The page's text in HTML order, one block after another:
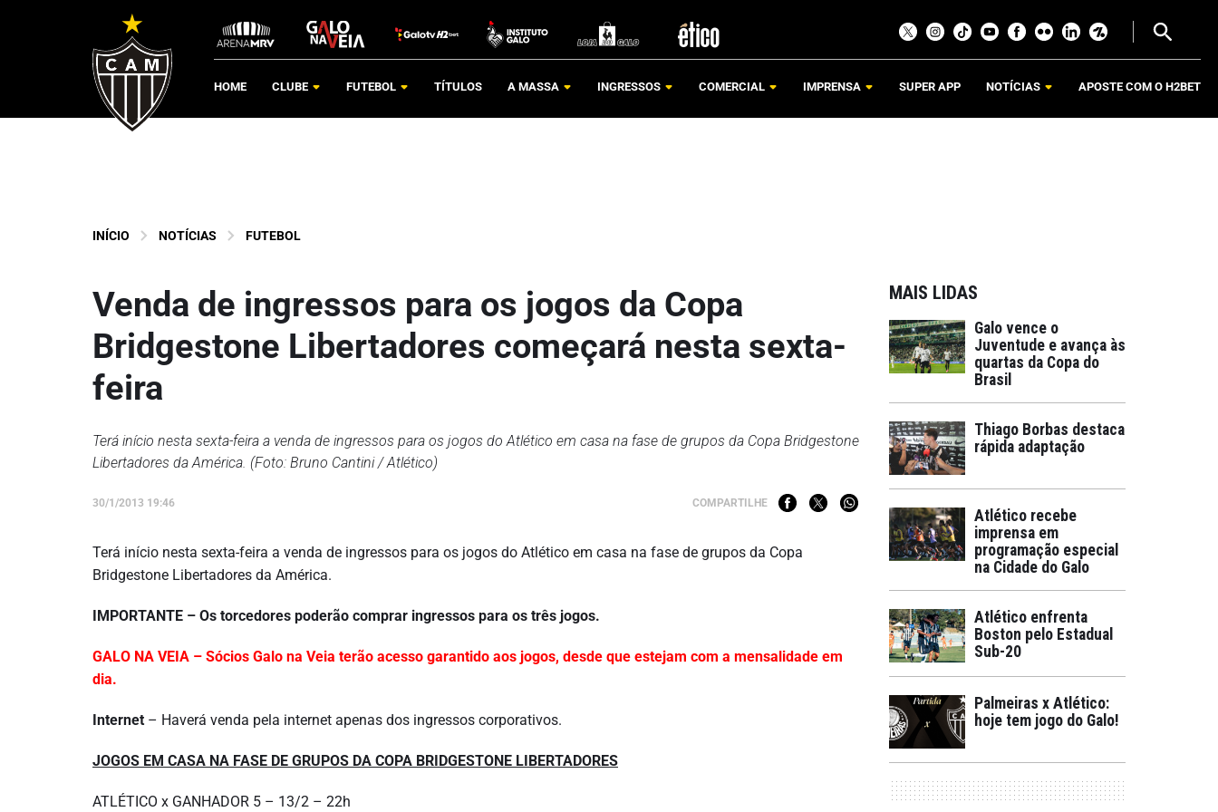
HOME CLUBE FUTEBOL TÍTULOS A MASSA INGRESSOS COMERCIAL IMPRENSA SUPER APP NOTÍCIAS APOSTE COM O H2BET
INÍCIO NOTÍCIAS FUTEBOL
Venda de ingressos para os jogos da Copa
Bridgestone Libertadores começará nesta sexta-
feira
Terá início nesta sexta-feira a venda de ingressos para os jogos do Atlético em casa na fase de grupos da Copa Bridgestone
Libertadores da América. (Foto: Bruno Cantini / Atlético)
30/1/2013 19:46 COMPARTILHE
Terá início nesta sexta-feira a venda de ingressos para os jogos do Atlético em casa na fase de grupos da Copa
Bridgestone Libertadores da América.
IMPORTANTE – Os torcedores poderão comprar ingressos para os três jogos.
GALO NA VEIA – Sócios Galo na Veia terão acesso garantido aos jogos, desde que estejam com a mensalidade em
dia.
Internet – Haverá venda pela internet apenas dos ingressos corporativos.
JOGOS EM CASA NA FASE DE GRUPOS DA COPA BRIDGESTONE LIBERTADORES
ATLÉTICO x GANHADOR 5 – 13/2 – 22h
MAIS LIDAS
Galo vence o
Juventude e avança às
quartas da Copa do
Brasil
Thiago Borbas destaca
rápida adaptação
Atlético recebe
imprensa em
programação especial
na Cidade do Galo
Atlético enfrenta
Boston pelo Estadual
Sub-20
Palmeiras x Atlético:
hoje tem jogo do Galo!